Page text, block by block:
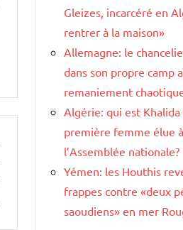
Gleizes, incarcéré en
rentrer à la maison»
Allemagne: le
dans son propre camp
remaniement
Algérie: qui est Khalida
première femme élue
l’Assemblée nationale?
Yémen: les Houthis
frappes contre «deux
saoudiens» en mer